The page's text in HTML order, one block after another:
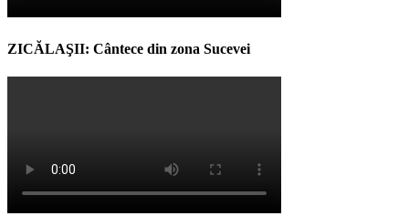
ZICĂLAŞII: Cântece din zona Sucevei